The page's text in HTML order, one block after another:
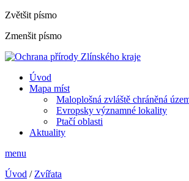
Zvětšit písmo
Zmenšit písmo
Úvod
Mapa míst
Maloplošná zvláště chráněná
Evropsky významné lokality
Ptačí oblasti
Aktuality
menu
Úvod / Zvířata